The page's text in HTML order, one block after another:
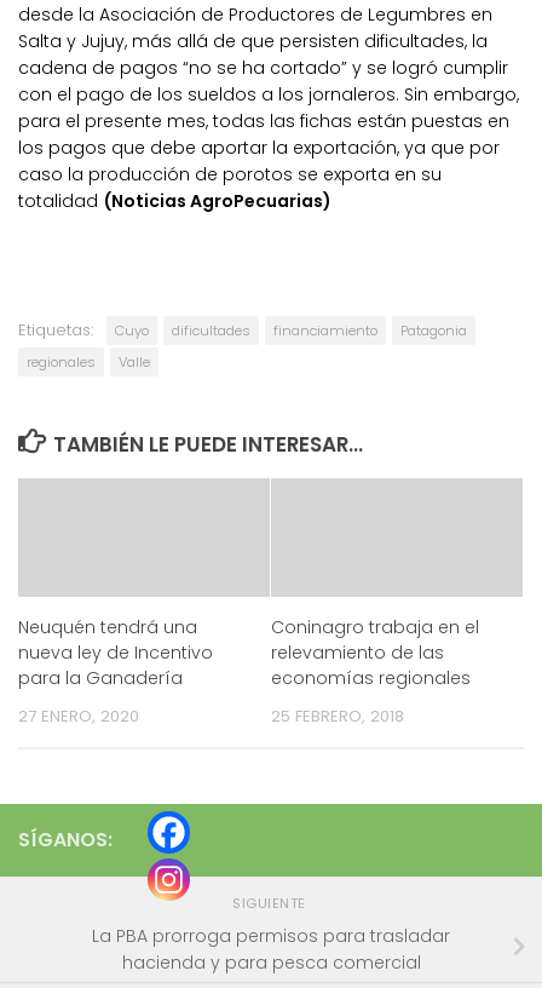
desde la Asociación de Productores de Legumbres en
Salta y Jujuy, más allá de que persisten dificultades, la
cadena de pagos “no se ha cortado” y se logró cumplir
con el pago de los sueldos a los jornaleros. Sin embargo,
para el presente mes, todas las fichas están puestas en
los pagos que debe aportar la exportación, ya que por
caso la producción de porotos se exporta en su
totalidad (Noticias AgroPecuarias)
Etiquetas: Cuyo dificultades financiamiento
Patagonia
regionales
Valle
TAMBIÉN LE PUEDE INTERESAR...
Neuquén tendrá una
nueva ley de Incentivo
para la Ganadería
27 ENERO, 2020
Coninagro trabaja en el
relevamiento de las
economías regionales
25 FEBRERO, 2018
SÍGANOS:
SIGUIENTE
La PBA prorroga permisos para trasladar
hacienda y para pesca comercial